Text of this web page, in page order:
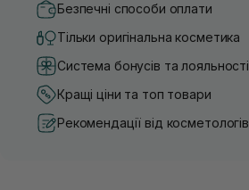
Безпечні способи оплати
Тільки оригінальна косметика
Система бонусів та лояльності
Кращі ціни та топ товари
Рекомендації від косметологів